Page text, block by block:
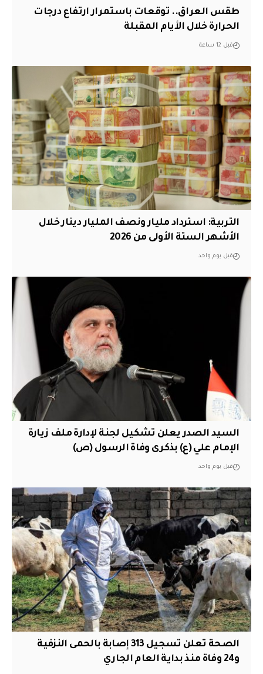
طقس العراق.. توقعات باستمرار ارتفاع درجات
الحرارة خلال الأيام المقبلة
قبل 12 ساعة
التربية: استرداد مليار ونصف المليار دينار خلال
الأشهر الستة الأولى من 2026
قبل يوم واحد
السيد الصدر يعلن تشكيل لجنة لإدارة ملف زيارة
الإمام علي (ع) بذكرى وفاة الرسول (ص)
قبل يوم واحد
الصحة تعلن تسجيل 313 إصابة بالحمى النزفية
و24 وفاة منذ بداية العام الجاري